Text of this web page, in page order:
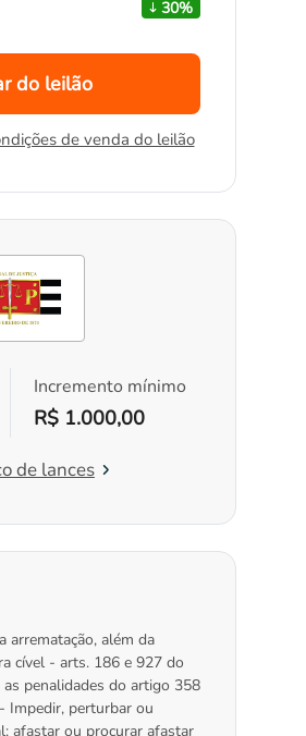
30%
do leilão
de venda do leilão
Incremento mínimo
R$ 1.000,00
de lances
arrematação, além da
cível - arts. 186 e 927 do
penalidades do artigo 358
Impedir, perturbar ou
afastar ou procurar afastar